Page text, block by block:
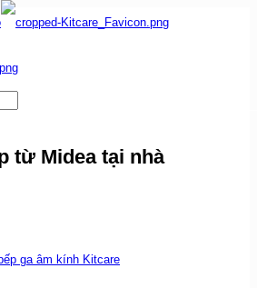
từ Midea tại nhà